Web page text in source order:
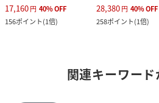
17,160円 40%OFF
156ポイント(1倍)
28,380円 40%OFF
258ポイント(1倍)
関連キーワー